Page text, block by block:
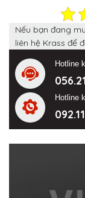
Nếu bạn đang
liên hệ Krass để
Hotline
Hotline